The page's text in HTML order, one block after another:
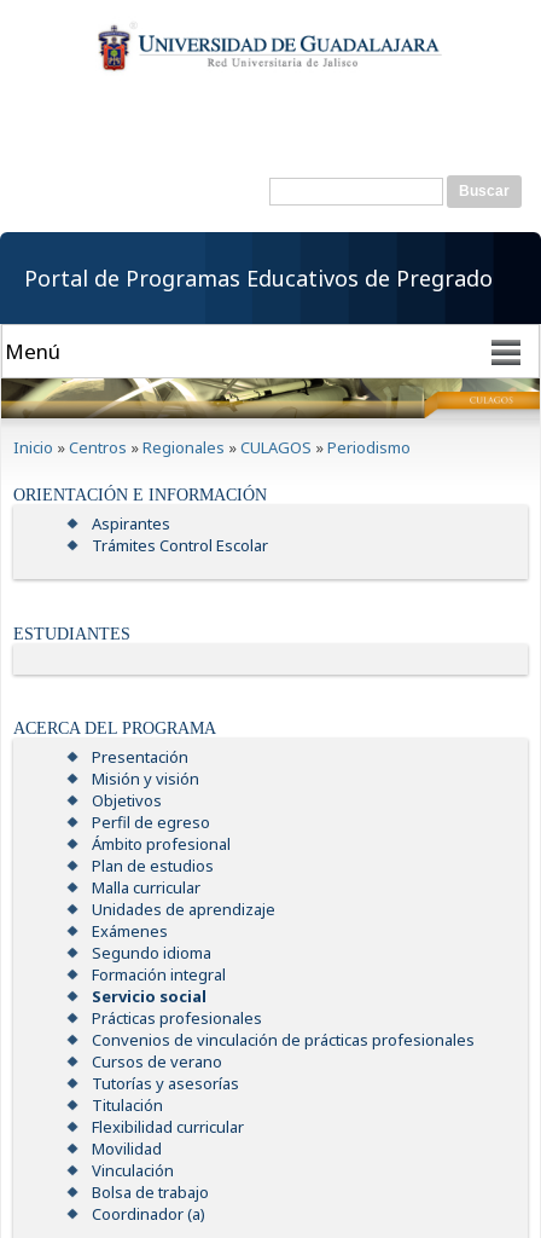
contenido
principal
Formulario de
Buscar
Portal de Programas Educativos de Pregrado
Inicio »Centros »Regionales »CULAGOS »Periodismo
ORIENTACIÓN E INFORMACIÓN
Aspirantes
Trámites Control Escolar
ESTUDIANTES
ACERCA DEL PROGRAMA
Presentación
Misión y visión
Objetivos
Perfil de egreso
Ámbito profesional
Plan de estudios
Malla curricular
Unidades de aprendizaje
Exámenes
Segundo idioma
Formación integral
Servicio social
Prácticas profesionales
Convenios de vinculación de prácticas profesionales
Cursos de verano
Tutorías y asesorías
Titulación
Flexibilidad curricular
Movilidad
Vinculación
Bolsa de trabajo
Coordinador (a)